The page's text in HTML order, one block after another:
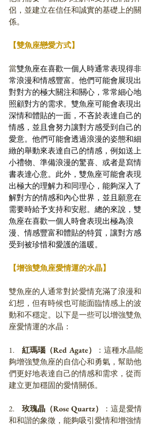
侶，並建立在信任和誠實的基礎上的關
係。
【雙魚座戀愛方式】
當雙魚座在喜歡一個人時通常表現得非
常浪漫和情感豐富。他們可能會展現出
對對方的極大關注和關心，常常細心地
照顧對方的需求。雙魚座可能會表現出
深情和體貼的一面，不吝於表達自己的
情感，並且會努力讓對方感受到自己的
愛意。他們可能會透過浪漫的姿態和細
緻的舉動來表達自己的情感，例如送上
小禮物、準備浪漫的驚喜、或者是寫情
書表達心意。此外，雙魚座可能會表現
出極大的理解力和同理心，能夠深入了
解對方的情感和內心世界，並且願意在
需要時給予支持和安慰。總的來說，雙
魚座在喜歡一個人時會表現出極為浪
漫、情感豐富和體貼的特質，讓對方感
受到被珍惜和愛護的溫暖。
【增強雙魚座愛情運的水晶】
雙魚座的人通常對於愛情充滿了浪漫和
幻想，但有時候也可能面臨情感上的波
動和不穩定。以下是一些可以增強雙魚
座愛情運的水晶：
1. 紅瑪瑙（Red Agate）
：這種水晶能
夠增強雙魚座的自信心和勇氣，幫助他
們更好地表達自己的情感和需求，從而
建立更加穩固的愛情關係。
2. 玫瑰晶（Rose Quartz）
：這是愛情
和和諧的象徵，能夠吸引愛情和增強情